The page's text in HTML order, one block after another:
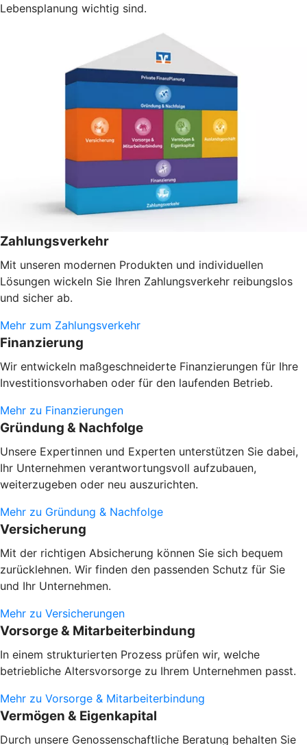
Lebensplanung wichtig sind.
Zahlungsverkehr
Mit unseren modernen Produkten und individuellen
Lösungen wickeln Sie Ihren Zahlungsverkehr reibungslos
und sicher ab.
Mehr zum Zahlungsverkehr
Finanzierung
Wir entwickeln maßgeschneiderte Finanzierungen für Ihre
Investitionsvorhaben oder für den laufenden Betrieb.
Mehr zu Finanzierungen
Gründung & Nachfolge
Unsere Expertinnen und Experten unterstützen Sie dabei,
Ihr Unternehmen verantwortungsvoll aufzubauen,
weiterzugeben oder neu auszurichten.
Mehr zu Gründung & Nachfolge
Versicherung
Mit der richtigen Absicherung können Sie sich bequem
zurücklehnen. Wir finden den passenden Schutz für Sie
und Ihr Unternehmen.
Mehr zu Versicherungen
Vorsorge & Mitarbeiterbindung
In einem strukturierten Prozess prüfen wir, welche
betriebliche Altersvorsorge zu Ihrem Unternehmen passt.
Mehr zu Vorsorge & Mitarbeiterbindung
Vermögen & Eigenkapital
Durch unsere Genossenschaftliche Beratung behalten Sie